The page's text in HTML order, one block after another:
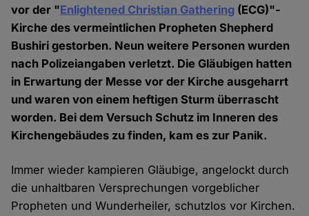
vor der "Enlightened Christian Gathering (ECG)"-
Kirche des vermeintlichen Propheten Shepherd
Bushiri gestorben. Neun weitere Personen wurden
nach Polizeiangaben verletzt. Die Gläubigen hatten
in Erwartung der Messe vor der Kirche ausgeharrt
und waren von einem heftigen Sturm überrascht
worden. Bei dem Versuch Schutz im Inneren des
Kirchengebäudes zu finden, kam es zur Panik.
Immer wieder kampieren Gläubige, angelockt durch
die unhaltbaren Versprechungen vorgeblicher
Propheten und Wunderheiler, schutzlos vor Kirchen.